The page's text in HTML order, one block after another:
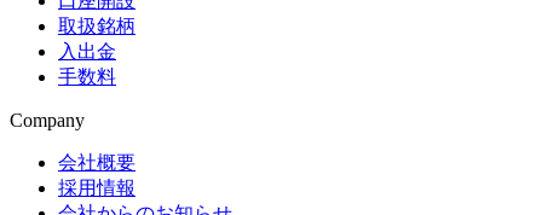
取扱銘柄
入出金
手数料
Company
会社概要
採用情報